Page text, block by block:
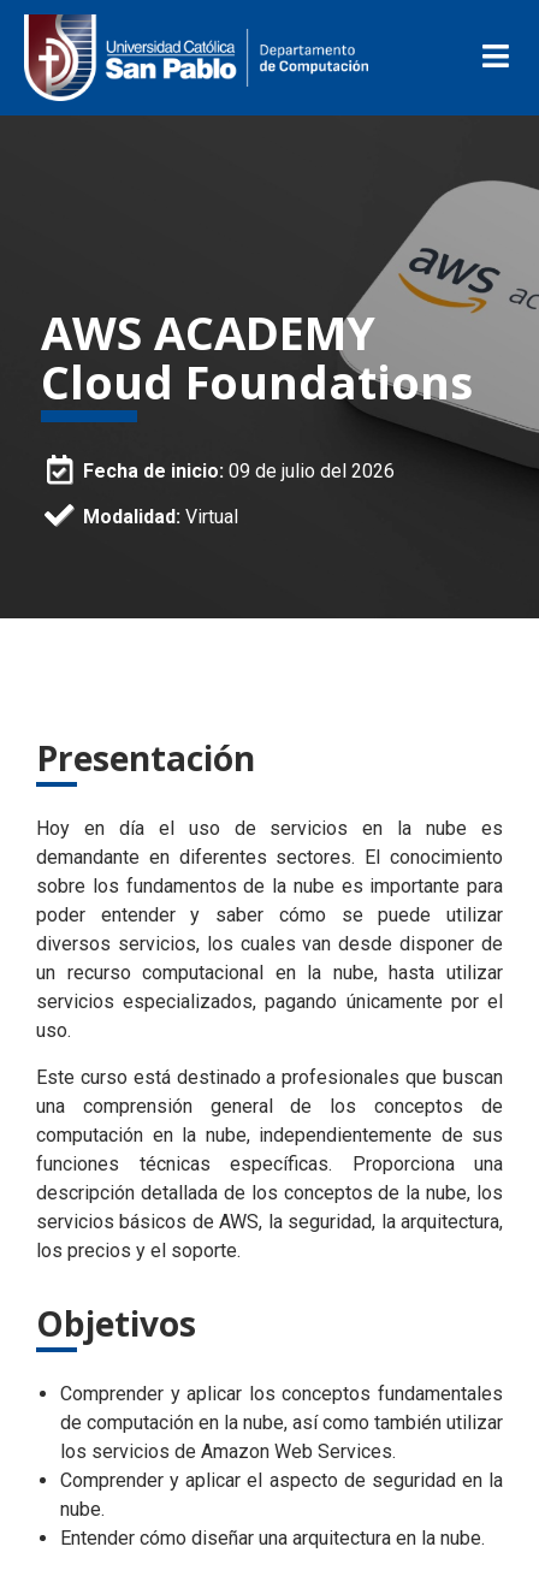
AWS ACADEMY
Cloud Foundations
Fecha de inicio: 09 de julio del 2026
Modalidad: Virtual
Presentación
Hoy en día el uso de servicios en la nube es
demandante en diferentes sectores. El conocimiento
sobre los fundamentos de la nube es importante para
poder entender y saber cómo se puede utilizar
diversos servicios, los cuales van desde disponer de
un recurso computacional en la nube, hasta utilizar
servicios especializados, pagando únicamente por el
uso.
Este curso está destinado a profesionales que buscan
una comprensión general de los conceptos de
computación en la nube, independientemente de sus
funciones técnicas específicas. Proporciona una
descripción detallada de los conceptos de la nube, los
servicios básicos de AWS, la seguridad, la arquitectura,
los precios y el soporte.
Objetivos
Comprender y aplicar los conceptos fundamentales
de computación en la nube, así como también utilizar
los servicios de Amazon Web Services.
Comprender y aplicar el aspecto de seguridad en la
nube.
Entender cómo diseñar una arquitectura en la nube.